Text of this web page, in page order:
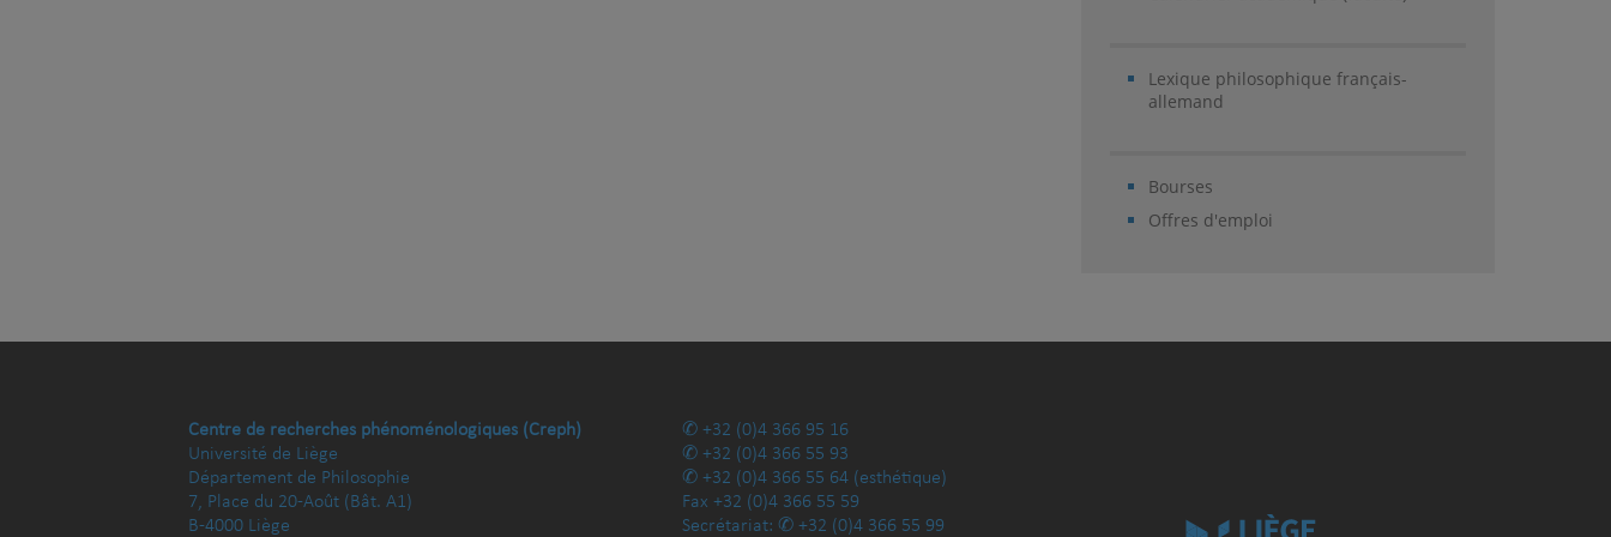
Lexique philosophique français-
allemand
Bourses
Offres d'emploi
Centre de recherches phénoménologiques (Creph)
Université de Liège
Département de Philosophie
7, Place du 20-Août (Bât. A1)
B-4000 Liège
+32 (0)4 366 95 16
+32 (0)4 366 55 93
+32 (0)4 366 55 64 (esthétique)
Fax +32 (0)4 366 55 59
Secrétariat:
+32 (0)4 366 55 99